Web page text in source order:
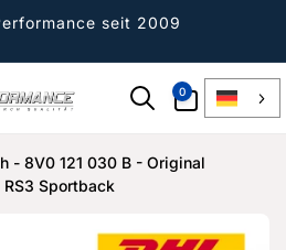
seit 2009
0
Artikel
- 8V0 121 030 B - Original
Sportback